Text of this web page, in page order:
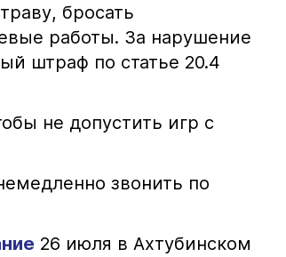
бросать
работы. За нарушение
штраф по статье 20.4
не допустить игр с
звонить по
26 июля в Ахтубинском